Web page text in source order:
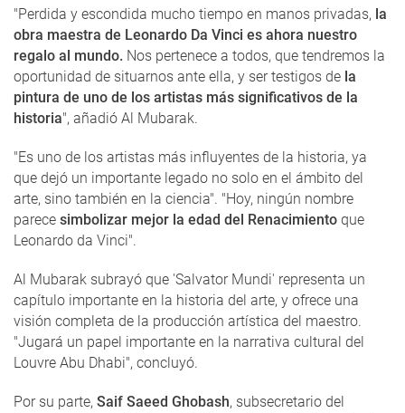
"Perdida y escondida mucho tiempo en manos privadas, la
obra maestra de Leonardo Da Vinci es ahora nuestro
regalo al mundo. Nos pertenece a todos, que tendremos la
oportunidad de situarnos ante ella, y ser testigos de la
pintura de uno de los artistas más significativos de la
historia", añadió Al Mubarak.
"Es uno de los artistas más influyentes de la historia, ya
que dejó un importante legado no solo en el ámbito del
arte, sino también en la ciencia". "Hoy, ningún nombre
parece simbolizar mejor la edad del Renacimiento que
Leonardo da Vinci".
Al Mubarak subrayó que 'Salvator Mundi' representa un
capítulo importante en la historia del arte, y ofrece una
visión completa de la producción artística del maestro.
"Jugará un papel importante en la narrativa cultural del
Louvre Abu Dhabi", concluyó.
Por su parte, Saif Saeed Ghobash, subsecretario del